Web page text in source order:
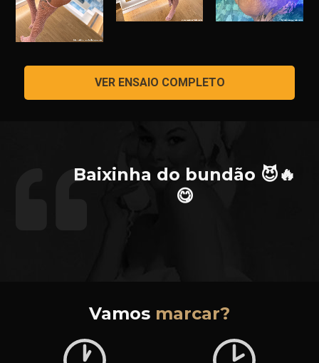
VER ENSAIO COMPLETO
Baixinha do bundão 😈🔥
😋
Vamos marcar?